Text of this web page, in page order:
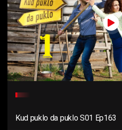
Kud puklo da puklo S01 Ep163